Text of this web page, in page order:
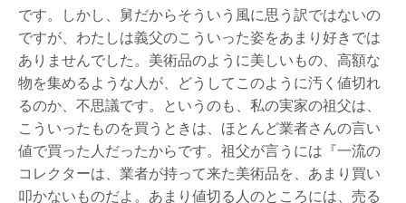
です。しかし、舅だからそういう風に思う訳ではないの
ですが、わたしは義父のこういった姿をあまり好きでは
ありませんでした。美術品のように美しいもの、高額な
物を集めるような人が、どうしてこのように汚く値切れ
るのか、不思議です。というのも、私の実家の祖父は、
こういったものを買うときは、ほとんど業者さんの言い
値で買った人だったからです。祖父が言うには『一流の
コレクターは、業者が持って来た美術品を、あまり買い
叩かないものだよ。あまり値切る人のところには、売る